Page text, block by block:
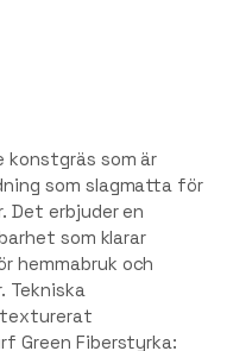
konstgräs som är
som slagmatta för
Det erbjuder en
som klarar
hemmabruk och
Tekniska
texturerat
Green Fiberstyrka: